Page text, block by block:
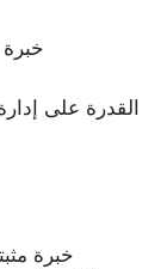
خبرة
القدرة على
خبرة